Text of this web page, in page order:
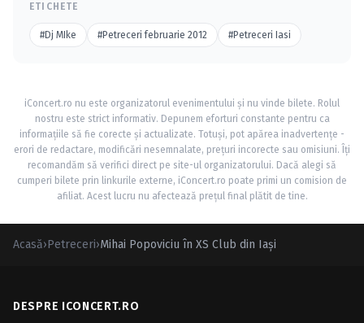
ETICHETE
#Dj MIke #Petreceri februarie 2012 #Petreceri Iasi
iConcert.ro nu este organizatorul evenimentului și nu vinde bilete. Rolul
nostru este strict informativ. Depunem eforturi constante pentru ca
informațiile să fie corecte și actualizate. Totuși, pot apărea inadvertențe -
erori de redactare, modificări nesemnalate, prețuri incorecte sau omisiuni. Îți
recomandăm să verifici direct pe site-ul organizatorului. Dacă alegi să
cumperi bilete prin linkurile externe, iConcert.ro poate primi un comision de
afiliat. Acest lucru nu afectează prețul final plătit de tine.
Acasă›Petreceri›Mihai Popoviciu în XS Club din Iaşi
DESPRE ICONCERT.RO